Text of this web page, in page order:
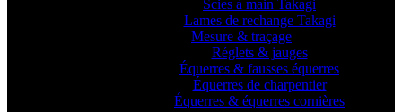
Scies à main Takagi
Lames de rechange Takagi
Mesure & traçage
Réglets & jauges
Équerres & fausses équerres
Équerres de charpentier
Équerres & équerres cornières